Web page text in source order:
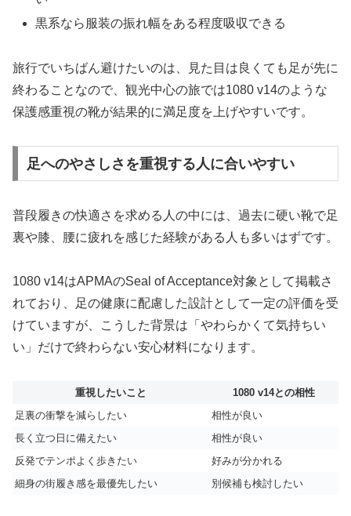
黒系なら服装の振れ幅をある程度吸収できる
旅行でいちばん避けたいのは、見た目は良くても足が先に
終わることなので、観光中心の旅では1080 v14のような
保護感重視の靴が結果的に満足度を上げやすいです。
足へのやさしさを重視する人に合いやすい
普段履きの快適さを求める人の中には、過去に硬い靴で足
裏や膝、腰に疲れを感じた経験がある人も多いはずです。
1080 v14はAPMAのSeal of Acceptance対象として掲載さ
れており、足の健康に配慮した設計として一定の評価を受
けていますが、こうした背景は「やわらかくて気持ちい
い」だけで終わらない安心材料になります。
重視したいこと
1080 v14との相性
足裏の衝撃を減らしたい
相性が良い
長く立つ日に備えたい
相性が良い
反発でテンポよく歩きたい
好みが分かれる
細身の街履き感を最優先したい
別候補も検討したい